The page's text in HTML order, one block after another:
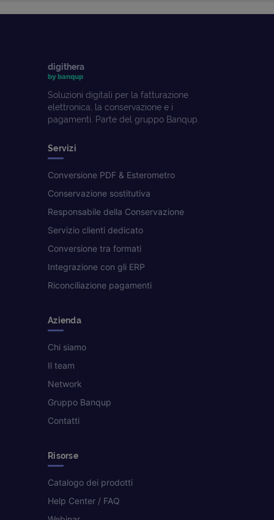
digithera
by banqup
Soluzioni digitali per la fatturazione
elettronica, la conservazione e i
pagamenti. Parte del gruppo Banqup.
Servizi
Conversione PDF & Esterometro
Conservazione sostitutiva
Responsabile della Conservazione
Servizio clienti dedicato
Conversione tra formati
Integrazione con gli ERP
Riconciliazione pagamenti
Azienda
Chi siamo
Il team
Network
Gruppo Banqup
Contatti
Risorse
Catalogo dei prodotti
Help Center / FAQ